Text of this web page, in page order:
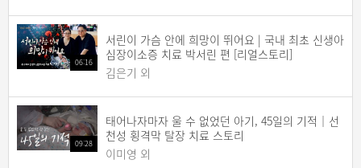
06:16
서린이 가슴 안에 희망이 뛰어요 | 국내 최초 신생아
심장이소증 치료 박서린 편 [리얼스토리]
김은기 외
09:28
태어나자마자 울 수 없었던 아기, 45일의 기적｜선
천성 횡격막 탈장 치료 스토리
이미영 외